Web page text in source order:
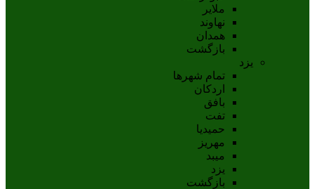
ملاير
نهاوند
همدان
بازگشت
یزد
تمام شهر‌ها
اردکان
بافق
تفت
حميديا
مهریز
ميبد
يزد
بازگشت